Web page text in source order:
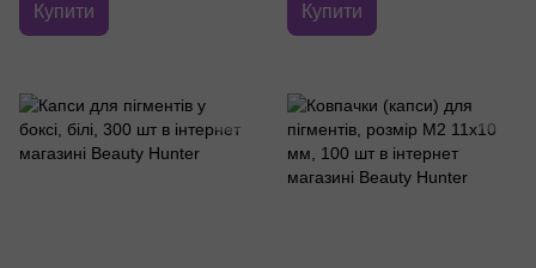
Купити Купити